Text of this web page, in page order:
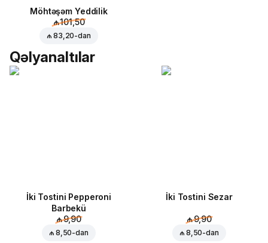
Möhtəşəm Yeddilik
₼ 101,50
₼ 83,20-dan
Qəlyanaltılar
İki Tostini Pepperoni
Barbekü
₼ 9,90
₼ 8,50-dan
İki Tostini Sezar
₼ 9,90
₼ 8,50-dan